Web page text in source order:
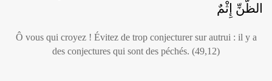
الظَّنِّ إِثْمٌ
Ô vous qui croyez ! Évitez de trop conjecturer sur autrui : il y a
des conjectures qui sont des péchés. (49,12)